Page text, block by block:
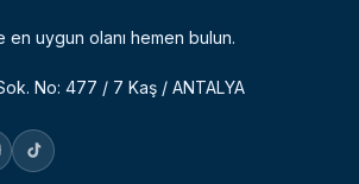
uygun olanı hemen bulun.
No: 477 / 7 Kaş / ANTALYA